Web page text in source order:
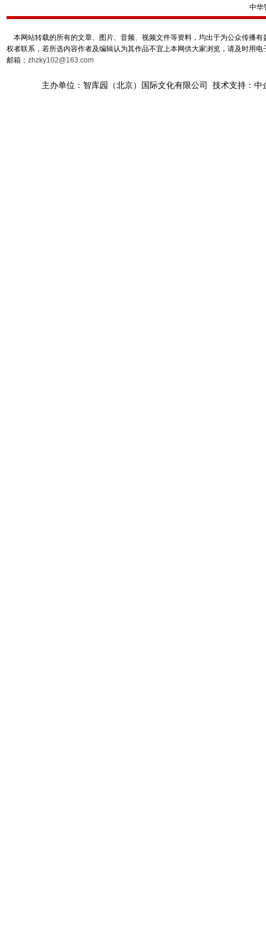
中华
本网站转载的所有的文章、图片、音频、视频文件等资料，均出于为公众传播
权者联系，若所选内容作者及编辑认为其作品不宜上本网供大家浏览，请及时用
邮箱： zhzky102@163.com
主办单位：智库园（北京）国际文化有限公司 技术支持：